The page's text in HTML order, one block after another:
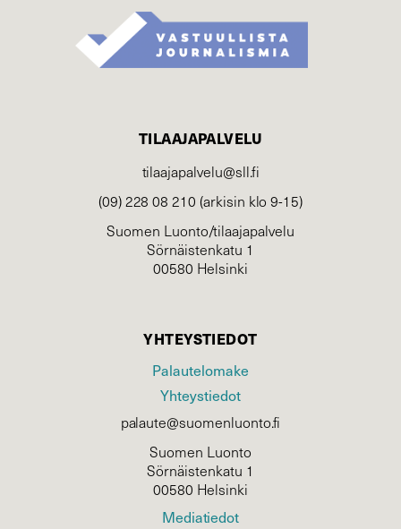
TILAAJAPALVELU
tilaajapalvelu@sll.fi
(09) 228 08 210 (arkisin klo 9-15)
Suomen Luonto/tilaajapalvelu
Sörnäistenkatu 1
00580 Helsinki
YHTEYSTIEDOT
Palautelomake
Yhteystiedot
palaute@suomenluonto.fi
Suomen Luonto
Sörnäistenkatu 1
00580 Helsinki
Mediatiedot